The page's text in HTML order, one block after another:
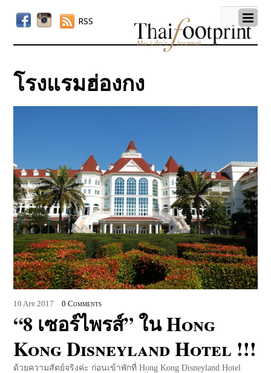
RSS
โรงแรมฮ่องกง
10 Apr 2017 0 Comments
“8 เซอร์ไพรส์” ใน Hong
Kong Disneyland Hotel !!!
ด้วยความสัตย์จริงค่ะ ก่อนเข้าพักที่ Hong Kong Disneyland Hotel